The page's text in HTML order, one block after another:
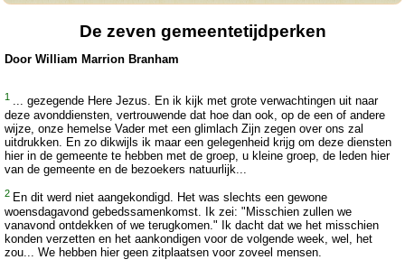
De zeven gemeentetijdperken
Door William Marrion Branham
1 ... gezegende Here Jezus. En ik kijk met grote verwachtingen uit naar
deze avonddiensten, vertrouwende dat hoe dan ook, op de een of andere
wijze, onze hemelse Vader met een glimlach Zijn zegen over ons zal
uitdrukken. En zo dikwijls ik maar een gelegenheid krijg om deze diensten
hier in de gemeente te hebben met de groep, u kleine groep, de leden hier
van de gemeente en de bezoekers natuurlijk...
2 En dit werd niet aangekondigd. Het was slechts een gewone
woensdagavond gebedssamenkomst. Ik zei: "Misschien zullen we
vanavond ontdekken of we terugkomen." Ik dacht dat we het misschien
konden verzetten en het aankondigen voor de volgende week, wel, het
zou... We hebben hier geen zitplaatsen voor zoveel mensen.